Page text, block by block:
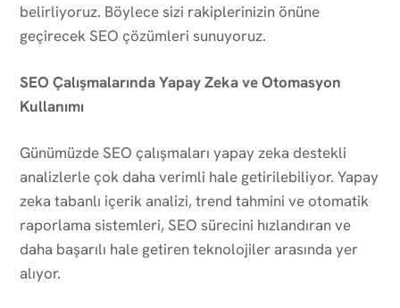
belirliyoruz. Böylece sizi rakiplerinizin önüne
geçirecek SEO çözümleri sunuyoruz.
SEO Çalışmalarında Yapay Zeka ve Otomasyon
Kullanımı
Günümüzde SEO çalışmaları yapay zeka destekli
analizlerle çok daha verimli hale getirilebiliyor. Yapay
zeka tabanlı içerik analizi, trend tahmini ve otomatik
raporlama sistemleri, SEO sürecini hızlandıran ve
daha başarılı hale getiren teknolojiler arasında yer
alıyor.